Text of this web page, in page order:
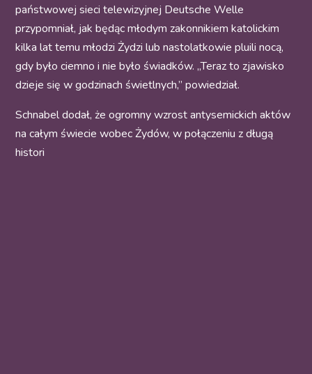
państwowej sieci telewizyjnej Deutsche Welle
przypomniał, jak będąc młodym zakonnikiem katolickim
kilka lat temu młodzi Żydzi lub nastolatkowie pluili nocą,
gdy było ciemno i nie było świadków. „Teraz to zjawisko
dzieje się w godzinach świetlnych,” powiedział.
Schnabel dodał, że ogromny wzrost antysemickich aktów
na całym świecie wobec Żydów, w połączeniu z długą
histori